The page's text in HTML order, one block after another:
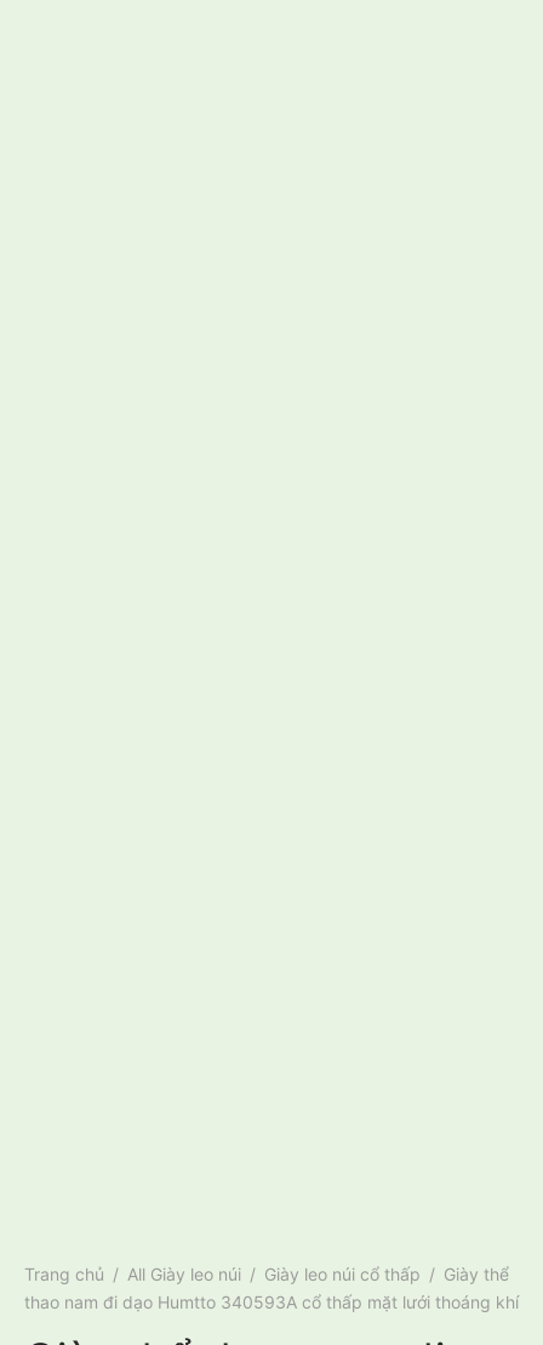
Trang chủ / All Giày leo núi / Giày leo núi cổ thấp / Giày thể
thao nam đi dạo Humtto 340593A cổ thấp mặt lưới thoáng khí